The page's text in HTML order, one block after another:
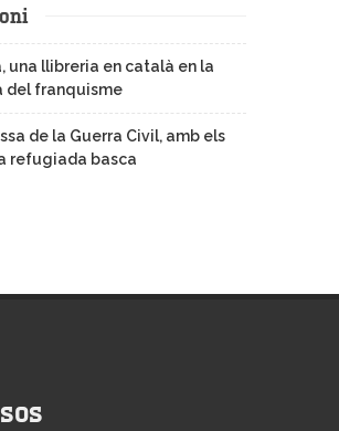
una llibreria en català en la
del franquisme
de la Guerra Civil, amb els
refugiada basca